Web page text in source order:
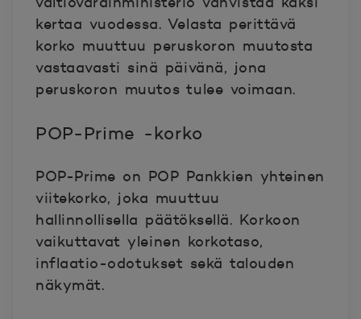
kertaa vuodessa. Velasta perittävä
korko muuttuu peruskoron muutosta
vastaavasti sinä päivänä, jona
peruskoron muutos tulee voimaan.
POP-Prime -korko
POP-Prime on POP Pankkien yhteinen
viitekorko, joka muuttuu
hallinnollisella päätöksellä. Korkoon
vaikuttavat yleinen korkotaso,
inflaatio-odotukset sekä talouden
näkymät.